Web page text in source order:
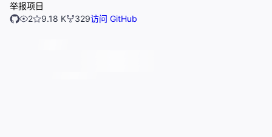
举报项目
2
9.18 K 329访问 GitHub